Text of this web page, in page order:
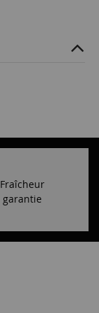
Fraîcheur
garantie